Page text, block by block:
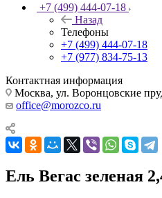
+7 (499) 444-07-18
Назад
Телефоны
+7 (499) 444-07-18
+7 (977) 834-75-13
Контактная информация
Москва, ул. Воронцовские
office@morozco.ru
Ель Вегас зеленая